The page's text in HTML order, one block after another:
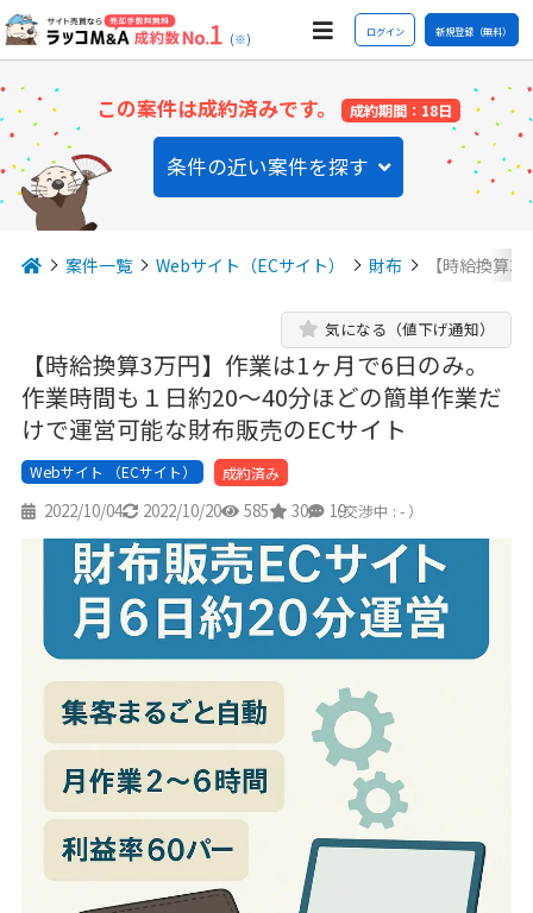
(※) ログイン 新規登録（無料）
この案件は成約済みです。 成約期間：18日
条件の近い案件を探す
案件一覧 Webサイト（ECサイト） 財布 【時給換算
【時給換算3万円】作業は1ヶ月で6日のみ。
作業時間も１日約20〜40分ほどの簡単作業だ
けで運営可能な財布販売のECサイト
気になる（値下げ通知）
Webサイト （ECサイト） 成約済み
2022/10/04 2022/10/20 585 30 19
（交渉中 : - ）